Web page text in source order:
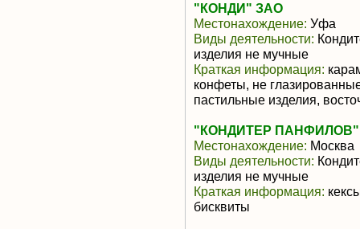
"КОНДИ" ЗАО
Местонахождение: Уфа
Виды деятельности:
изделия не мучные
Краткая информация:
конфеты, не
пастильные изделия,
"КОНДИТЕР
Местонахождение: Москва
Виды деятельности:
изделия не мучные
Краткая информация:
бисквиты